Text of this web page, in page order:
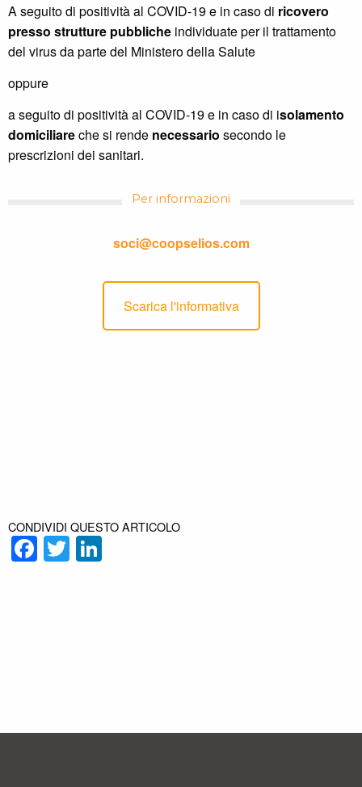
A seguito di positività al COVID-19 e in caso di ricovero
presso strutture pubblicheindividuate per il trattamento
del virus da parte del Ministero della Salute
oppure
a seguito di positività al COVID-19 e in caso di isolamento
domiciliareche si rende necessario secondo le
prescrizioni dei sanitari.
Per informazioni
soci@coopselios.com
Scarica l'informativa
CONDIVIDI QUESTO ARTICOLO
Facebook
TwitterLinkedIn